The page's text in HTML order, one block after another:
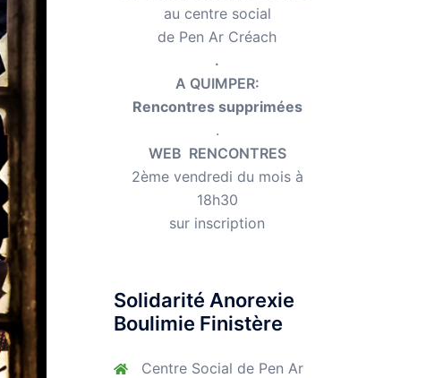
au centre social
de Pen Ar Créach
.
A QUIMPER:
Rencontres supprimées
.
WEB RENCONTRES
2ème vendredi du mois à
18h30
sur inscription
Solidarité Anorexie
Boulimie Finistère
Centre Social de Pen Ar